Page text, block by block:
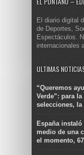
El diario digital
de Deportes,
Espectáculos.
internacionales
ULTIMAS
“Queremos
Verde”: para
selecciones, la
España
medio de una
el momento,